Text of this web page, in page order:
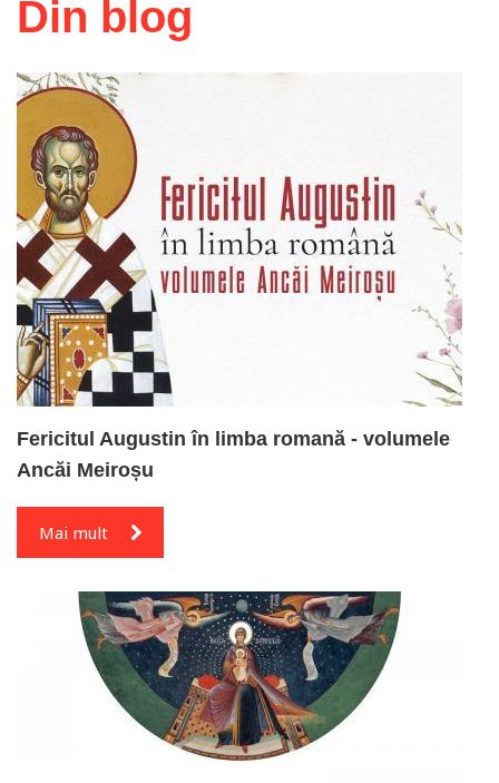
Din blog
Fericitul Augustin în limba romană - volumele
Ancăi Meiroșu
Mai mult